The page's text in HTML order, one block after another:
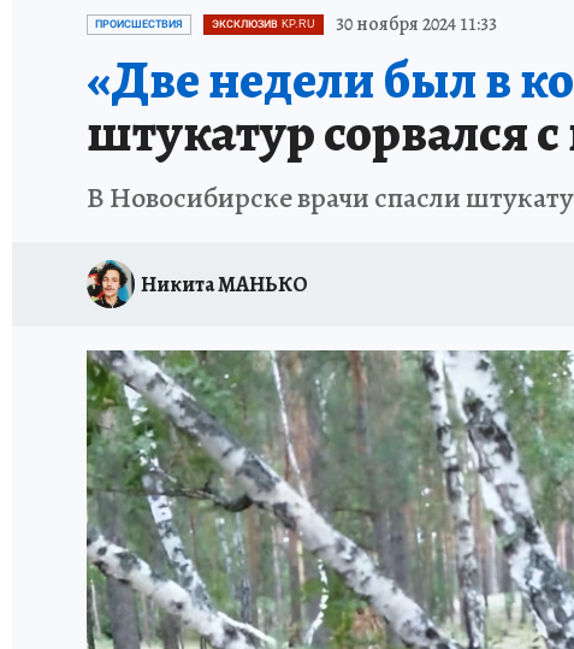
ОТДЫХ В РОССИИ ЗАПОВЕДНАЯ РОССИЯ
ПРОИСШЕСТВИЯ ЭКСКЛЮЗИВ KP.RU 30 ноября 2024 11:33
«Две недели был в
штукатур сорвался
В Новосибирске врачи спасли
Никита МАНЬКО